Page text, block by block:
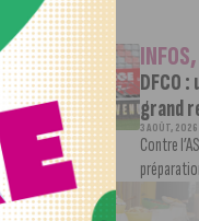
INFOS,
DFCO
grand
3 AOÛT, 2026
Contre